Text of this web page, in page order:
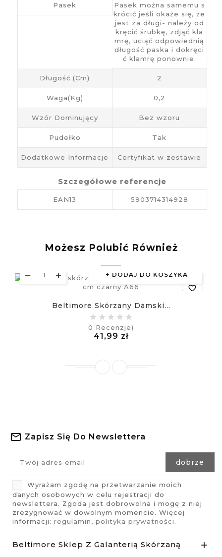
Pasek
Pasek można samemu s
krócić jeśli okaże się, że
jest za długi- należy od
kręcić śrubkę, zdjąć kla
mrę, uciąć odpowiednią
długość paska i dokręci
ć klamrę ponownie.
Długość (cm) 2
Waga(kg) 0,2
Wzór Dominujący Bez wzoru
Pudełko Tak
Dodatkowe Informacje Certyfikat w zestawie
Szczegółowe referencje
EAN13 5903714314928
Możesz Polubić Również
DODAJ DO KOSZYKA
favorite_border
Beltimore Skórzany Damski...
0 Recenzje)
41,99 złCena
Zapisz Się Do Newslettera
Wyrażam zgodę na przetwarzanie moich
danych osobowych w celu rejestracji do
newslettera. Zgoda jest dobrowolna i mogę z niej
zrezygnować w dowolnym momencie. Więcej
informacji: regulamin, polityka prywatności.
Beltimore Sklep Z Galanterią Skórzaną 